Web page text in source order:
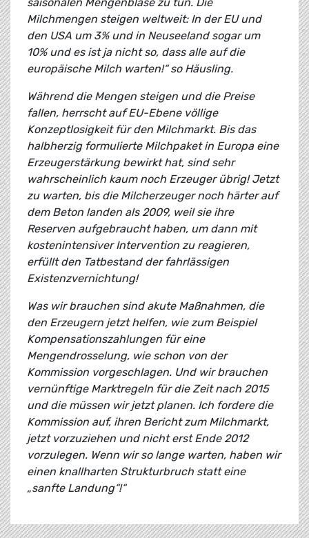
Milchmengen steigen weltweit: In der EU und
den USA um 3% und in Neuseeland sogar um
10% und es ist ja nicht so, dass alle auf die
europäische Milch warten!“ so Häusling.
Während die Mengen steigen und die Preise
fallen, herrscht auf EU-Ebene völlige
Konzeptlosigkeit für den Milchmarkt. Bis das
halbherzig formulierte Milchpaket in Europa eine
Erzeugerstärkung bewirkt hat, sind sehr
wahrscheinlich kaum noch Erzeuger übrig! Jetzt
zu warten, bis die Milcherzeuger noch härter auf
dem Beton landen als 2009, weil sie ihre
Reserven aufgebraucht haben, um dann mit
kostenintensiver Intervention zu reagieren,
erfüllt den Tatbestand der fahrlässigen
Existenzvernichtung!
Was wir brauchen sind akute Maßnahmen, die
den Erzeugern jetzt helfen, wie zum Beispiel
Kompensationszahlungen für eine
Mengendrosselung, wie schon von der
Kommission vorgeschlagen. Und wir brauchen
vernünftige Marktregeln für die Zeit nach 2015
und die müssen wir jetzt planen. Ich fordere die
Kommission auf, ihren Bericht zum Milchmarkt,
jetzt vorzuziehen und nicht erst Ende 2012
vorzulegen. Wenn wir so lange warten, haben wir
einen knallharten Strukturbruch statt eine
„sanfte Landung“!“